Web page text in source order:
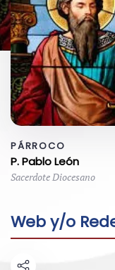
PÁRROCO
P. Pablo León
Sacerdote Diocesano
Web y/o